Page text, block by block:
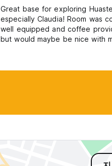
Great base for exploring
especially Claudia! Room was
well equipped and coffee
but would maybe be nice with
large table and chairs, often
offers car hire at a slightly
advantage of. They can also